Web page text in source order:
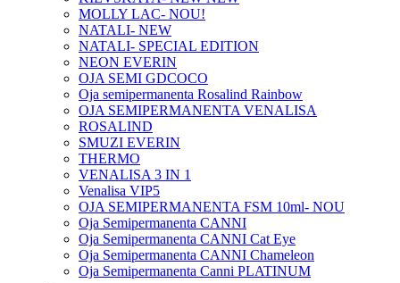
MOLLY LAC- NOU!
NATALI- NEW
NATALI- SPECIAL EDITION
NEON EVERIN
OJA SEMI GDCOCO
Oja semipermanenta Rosalind Rainbow
OJA SEMIPERMANENTA VENALISA
ROSALIND
SMUZI EVERIN
THERMO
VENALISA 3 IN 1
Venalisa VIP5
OJA SEMIPERMANENTA FSM 10ml- NOU
Oja Semipermanenta CANNI
Oja Semipermanenta CANNI Cat Eye
Oja Semipermanenta CANNI Chameleon
Oja Semipermanenta Canni PLATINUM